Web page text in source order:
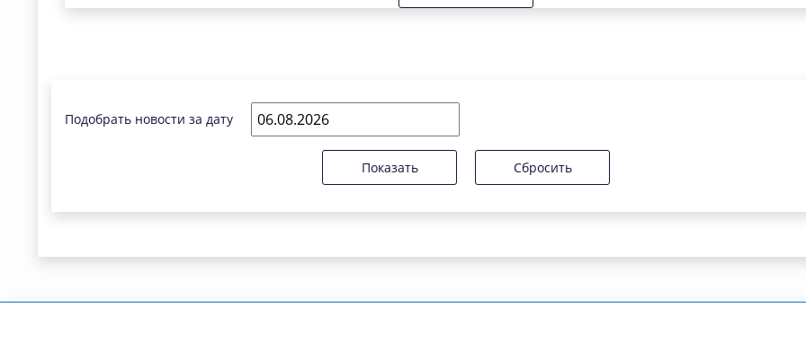
Подобрать новости за дату
Показать Сбросить